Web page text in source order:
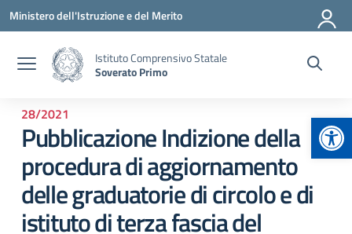
Vai ai contenuti
Vai al menu di navigazione
Vai al footer
Ministero dell'Istruzione e del Merito
Istituto Comprensivo Statale
Soverato Primo
28/2021
Pubblicazione Indizione della
procedura di aggiornamento
delle graduatorie di circolo e di
istituto di terza fascia del